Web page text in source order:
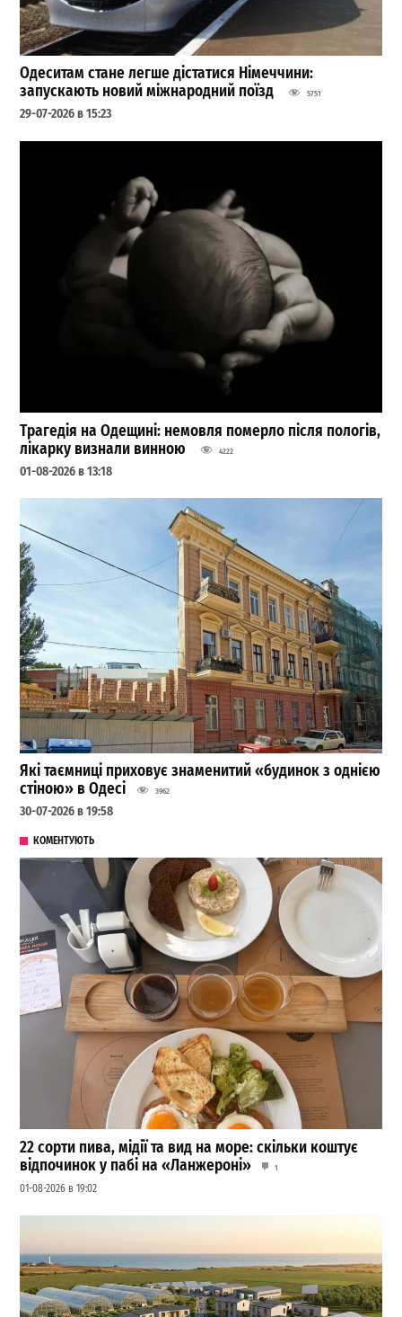
Одеситам стане легше дістатися Німеччини:
запускають новий міжнародний поїзд
5751
29-07-2026 в 15:23
Трагедія на Одещині: немовля померло після пологів,
лікарку визнали винною
4222
01-08-2026 в 13:18
Які таємниці приховує знаменитий «будинок з однією
стіною» в Одесі
3962
30-07-2026 в 19:58
КОМЕНТУЮТЬ
22 сорти пива, мідії та вид на море: скільки коштує
відпочинок у пабі на «Ланжероні»
1
01-08-2026 в 19:02